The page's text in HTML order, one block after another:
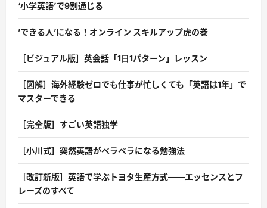
‘小学英語’で9割通じる
’できる人’になる！オンライン スキルアップ虎の巻
［ビジュアル版］英会話「1日1パターン」レッスン
［図解］海外経験ゼロでも仕事が忙しくても「英語は1年」で
マスターできる
［完全版］すごい英語独学
［小川式］突然英語がペラペラになる勉強法
［改訂新版］英語で学ぶトヨタ生産方式――エッセンスとフ
レーズのすべて